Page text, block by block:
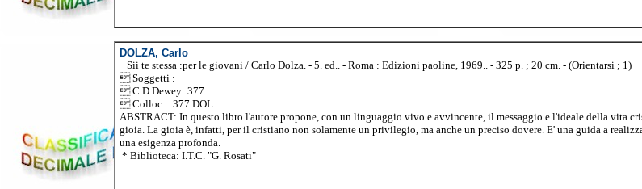
DOLZA, Carlo
Sii te stessa :per le giovani / Carlo Dolza. - 5. ed.. - Roma : Edizioni paoline, 1969.. - 325 p. ; 20 cm. - (Orientarsi ; 1)
 Soggetti :
 C.D.Dewey: 377.
 Colloc. : 377 DOL.
ABSTRACT: In questo libro l'autore propone, con un linguaggio vivo e avvincente, il messaggio e l'ideale della vita
gioia. La gioia è, infatti, per il cristiano non solamente un privilegio, ma anche un preciso dovere. E' una guida a
una esigenza profonda.
* Biblioteca: I.T.C. "G. Rosati"